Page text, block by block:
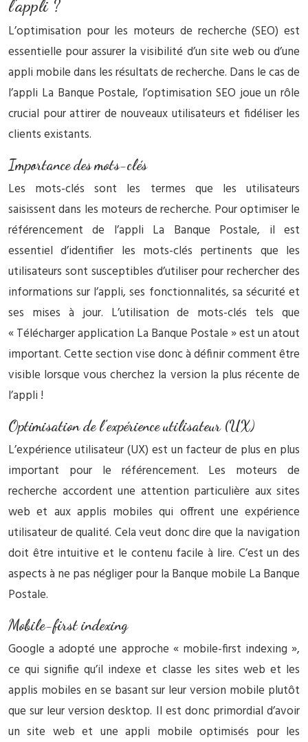
l’appli ?
L’optimisation pour les moteurs de recherche (SEO) est
essentielle pour assurer la visibilité d’un site web ou d’une
appli mobile dans les résultats de recherche. Dans le cas de
l’appli La Banque Postale, l’optimisation SEO joue un rôle
crucial pour attirer de nouveaux utilisateurs et fidéliser les
clients existants.
Importance des mots-clés
Les mots-clés sont les termes que les utilisateurs
saisissent dans les moteurs de recherche. Pour optimiser le
référencement de l’appli La Banque Postale, il est
essentiel d’identifier les mots-clés pertinents que les
utilisateurs sont susceptibles d’utiliser pour rechercher des
informations sur l’appli, ses fonctionnalités, sa sécurité et
ses mises à jour. L’utilisation de mots-clés tels que
« Télécharger application La Banque Postale » est un atout
important. Cette section vise donc à définir comment être
visible lorsque vous cherchez la version la plus récente de
l’appli !
Optimisation de l’expérience utilisateur (UX)
L’expérience utilisateur (UX) est un facteur de plus en plus
important pour le référencement. Les moteurs de
recherche accordent une attention particulière aux sites
web et aux applis mobiles qui offrent une expérience
utilisateur de qualité. Cela veut donc dire que la navigation
doit être intuitive et le contenu facile à lire. C’est un des
aspects à ne pas négliger pour la Banque mobile La Banque
Postale.
Mobile-first indexing
Google a adopté une approche « mobile-first indexing »,
ce qui signifie qu’il indexe et classe les sites web et les
applis mobiles en se basant sur leur version mobile plutôt
que sur leur version desktop. Il est donc primordial d’avoir
un site web et une appli mobile optimisés pour les